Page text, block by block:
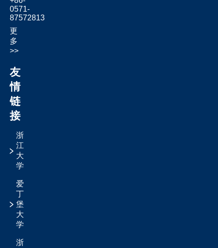
0571-
87572813
更
多
>>
友
情
链
接
浙
江
大
学
爱
丁
堡
大
学
浙